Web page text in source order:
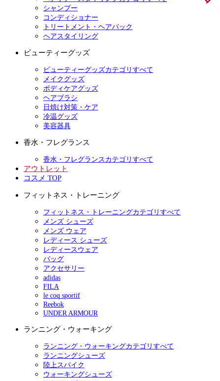
シャンプー
コンディショナー
トリートメント・ヘアパック
ヘアスタイリング
ビューティーグッズ
ビューティーグッズカテゴリすべて
メイクグッズ
ボディケアグッズ
ヘアブラシ
日焼け対策・ケア
冷温グッズ
美容器具
香水・フレグランス
香水・フレグランスカテゴリすべて
アウトレット
コスメ TOP
フィットネス・トレーニング
フィットネス・トレーニングカテゴリすべて
メンズ シューズ
メンズ ウェア
レディース シューズ
レディースウェア
バッグ
アクセサリー
adidas
FILA
le coq sportif
Reebok
UNDER ARMOUR
ランニング・ウォーキング
ランニング・ウォーキングカテゴリすべて
ランニングシューズ
陸上スパイク
ウォーキングシューズ